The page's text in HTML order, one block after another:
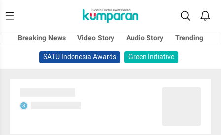
Breaking News Video Story Audio Story
Trending
SATU Indonesia Awards
Green Initiative
S